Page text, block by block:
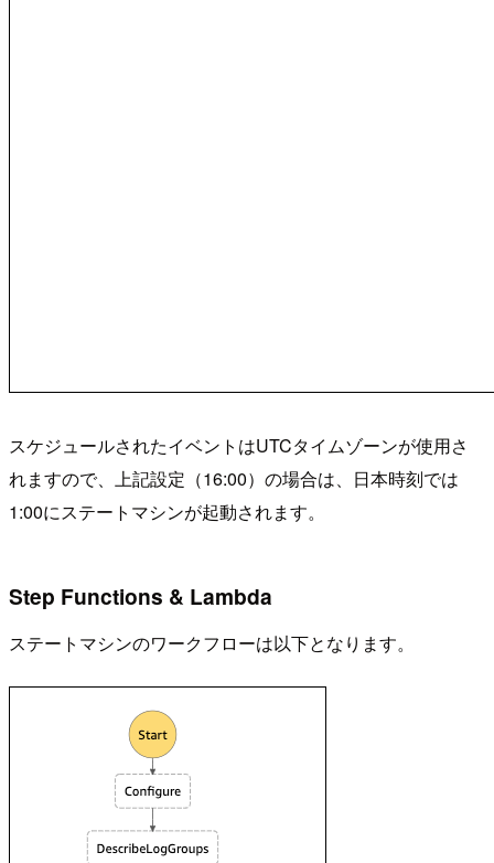
スケジュールされたイベントはUTCタイムゾーンが使用さ
れますので、上記設定（16:00）の場合は、日本時刻では
1:00にステートマシンが起動されます。
Step Functions & Lambda
ステートマシンのワークフローは以下となります。